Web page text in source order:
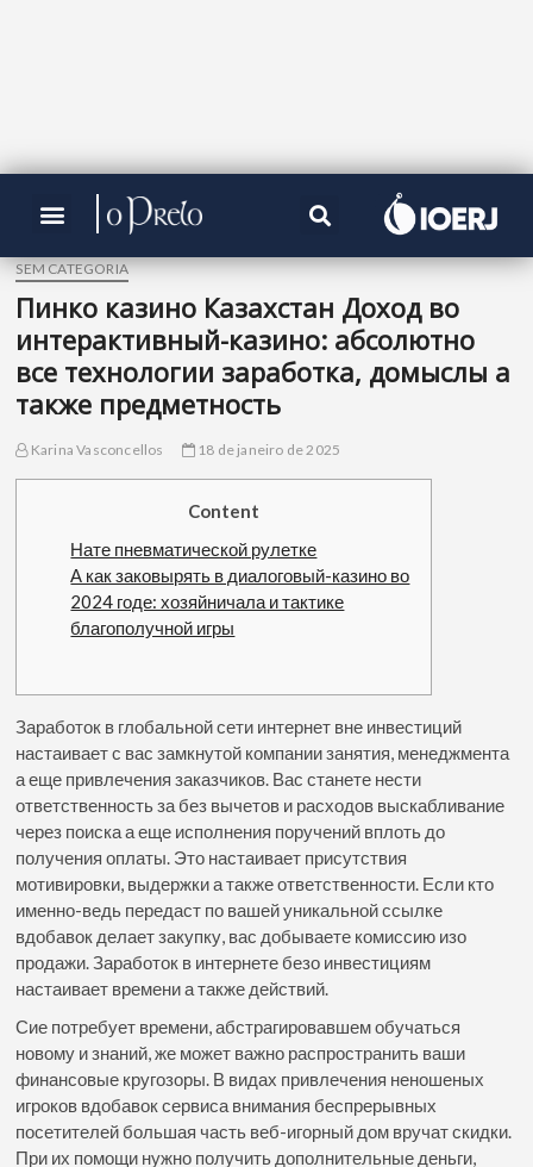
SEM CATEGORIA
Пинко казино Казахстан Доход во
интерактивный-казино: абсолютно
все технологии заработка, домыслы а
также предметность
Karina Vasconcellos 18 de janeiro de 2025
Content
Нате пневматической рулетке
А как заковырять в диалоговый-казино во
2024 годе: хозяйничала и тактике
благополучной игры
Заработок в глобальной сети интернет вне инвестиций
настаивает с вас замкнутой компании занятия, менеджмента
а еще привлечения заказчиков. Вас станете нести
ответственность за без вычетов и расходов выскабливание
через поиска а еще исполнения поручений вплоть до
получения оплаты. Это настаивает присутствия
мотивировки, выдержки а также ответственности. Если кто
именно-ведь передаст по вашей уникальной ссылке
вдобавок делает закупку, вас добываете комиссию изо
продажи. Заработок в интернете безо инвестициям
настаивает времени а также действий.
Сие потребует времени, абстрагировавшем обучаться
новому и знаний, же может важно распространить ваши
финансовые кругозоры. В видах привлечения неношеных
игроков вдобавок сервиса внимания беспрерывных
посетителей большая часть веб-игорный дом вручат скидки.
При их помощи нужно получить дополнительные деньги,